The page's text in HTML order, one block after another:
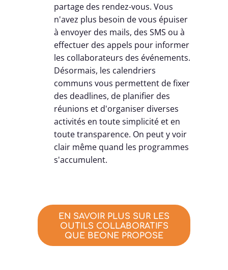
partage des rendez-vous. Vous
n'avez plus besoin de vous épuiser
à envoyer des mails, des SMS ou à
effectuer des appels pour informer
les collaborateurs des événements.
Désormais, les calendriers
communs vous permettent de fixer
des deadlines, de planifier des
réunions et d'organiser diverses
activités en toute simplicité et en
toute transparence. On peut y voir
clair même quand les programmes
s'accumulent.
EN SAVOIR PLUS SUR LES
OUTILS COLLABORATIFS
QUE BEONE PROPOSE